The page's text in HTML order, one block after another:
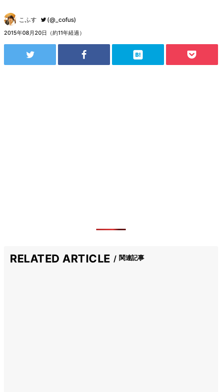
こふす (@_cofus)
2015年08月20日（約11年経過）
RELATED ARTICLE 関連記事